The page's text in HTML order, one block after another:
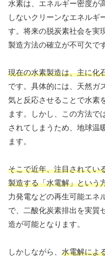
水素は、エネルギー密度が
しないクリーンなエネルギ
す。将来の脱炭素社会を実
製造方法の確立が不可欠です
現在の水素製造は、主に化
です。具体的には、天然ガ
気と反応させることで水素
ます。しかし、この方法で
されてしまうため、地球温
ます。
そこで近年、注目されてい
製造する「水電解」という
力発電などの再生可能エネ
で、二酸化炭素排出を実質
造が可能となります。
しかしながら、 水電解によ